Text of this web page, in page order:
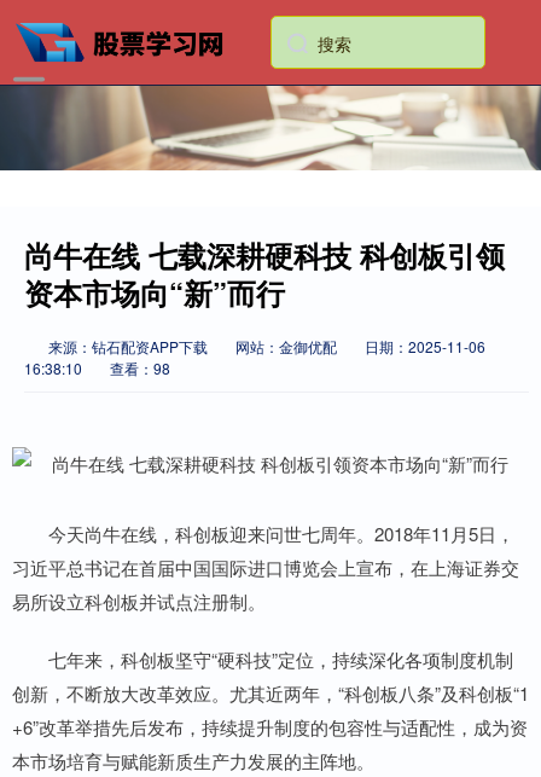
尚牛在线 七载深耕硬科技 科创板引领
资本市场向“新”而行
来源：钻石配资APP下载 网站：金御优配
日期：2025-11-06
16:38:10
查看：98
今天尚牛在线，科创板迎来问世七周年。2018年11月5日，
习近平总书记在首届中国国际进口博览会上宣布，在上海证券交
易所设立科创板并试点注册制。
七年来，科创板坚守“硬科技”定位，持续深化各项制度机制
创新，不断放大改革效应。尤其近两年，“科创板八条”及科创板“1
+6”改革举措先后发布，持续提升制度的包容性与适配性，成为资
本市场培育与赋能新质生产力发展的主阵地。